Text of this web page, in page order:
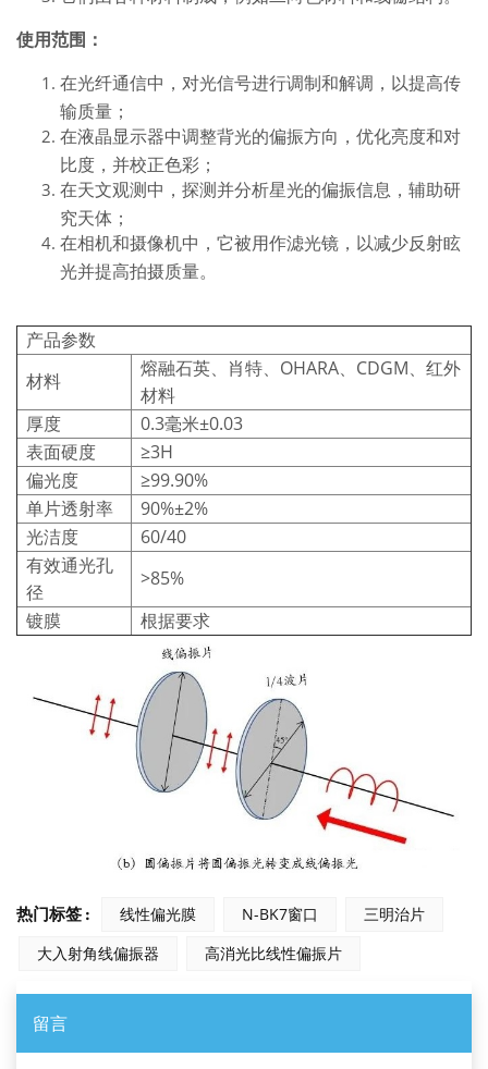
使用范围：
在光纤通信中，对光信号进行调制和解调，以提高传
输质​​量；
在液晶显示器中调整背光的偏振方向，优化亮度和对
比度，并校正色彩；
在天文观测中，探测并分析星光的偏振信息，辅助研
究天体；
在相机和摄像机中，它被用作滤光镜，以减少反射眩
光并提高拍摄质量。
产品参数
材料
熔融石英、肖特、OHARA、CDGM、红外
材料
厚度
0.3毫米±0.03
表面硬度
≥3H
偏光度
≥99.90%
单片透射率
90%±2%
光洁度
60/40
有效通光孔
径
>85%
镀膜
根据要求
热门标签 : 线性偏光膜 N-BK7窗口
三明治片
大入射角线偏振器
高消光比线性偏振片
留言